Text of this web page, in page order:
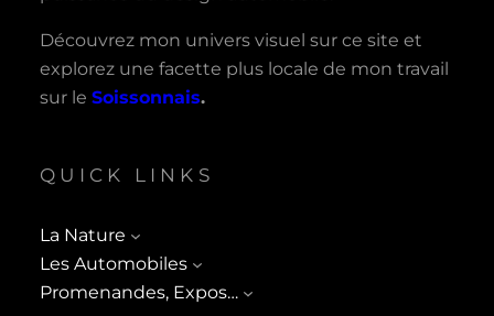
Découvrez mon univers visuel sur ce site et
explorez une facette plus locale de mon travail
sur le Soissonnais.
QUICK LINKS
La Nature
Les Automobiles
Promenandes, Expos…